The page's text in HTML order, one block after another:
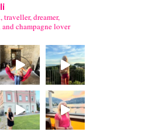
dreamer,
champagne lover